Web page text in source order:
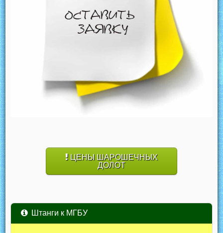
ЦЕНЫ ШАРОШЕЧНЫХ
ДОЛОТ
Штанги к МГБУ